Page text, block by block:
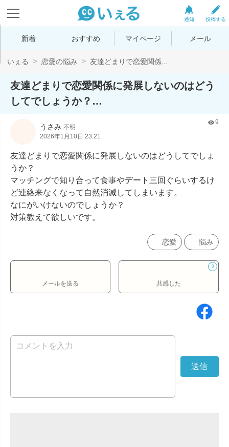
投稿する
通知
新着 おすすめ マイページ メール
いぇる 恋愛の悩み 友達どまりで恋愛関係...
友達どまりで恋愛関係に発展しないのはどう
してでしょうか？…
うさみ 不明
2026年1月10日 23:21
9
友達どまりで恋愛関係に発展しないのはどうしてでしょ
うか？
マッチングで知り合って食事やデート三回ぐらいするけ
ど連絡来なくなって自然消滅してしまいます。
なにがいけないのでしょうか？
対策教えて欲しいです。
恋愛 悩み
メールを送る
0
共感した